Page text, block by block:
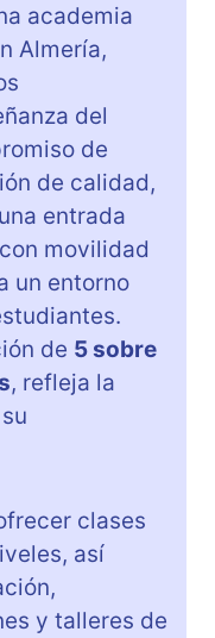
academia
Almería,
del
de
de calidad,
entrada
movilidad
un entorno
de 5 sobre
, refleja la
clases
así
y talleres de